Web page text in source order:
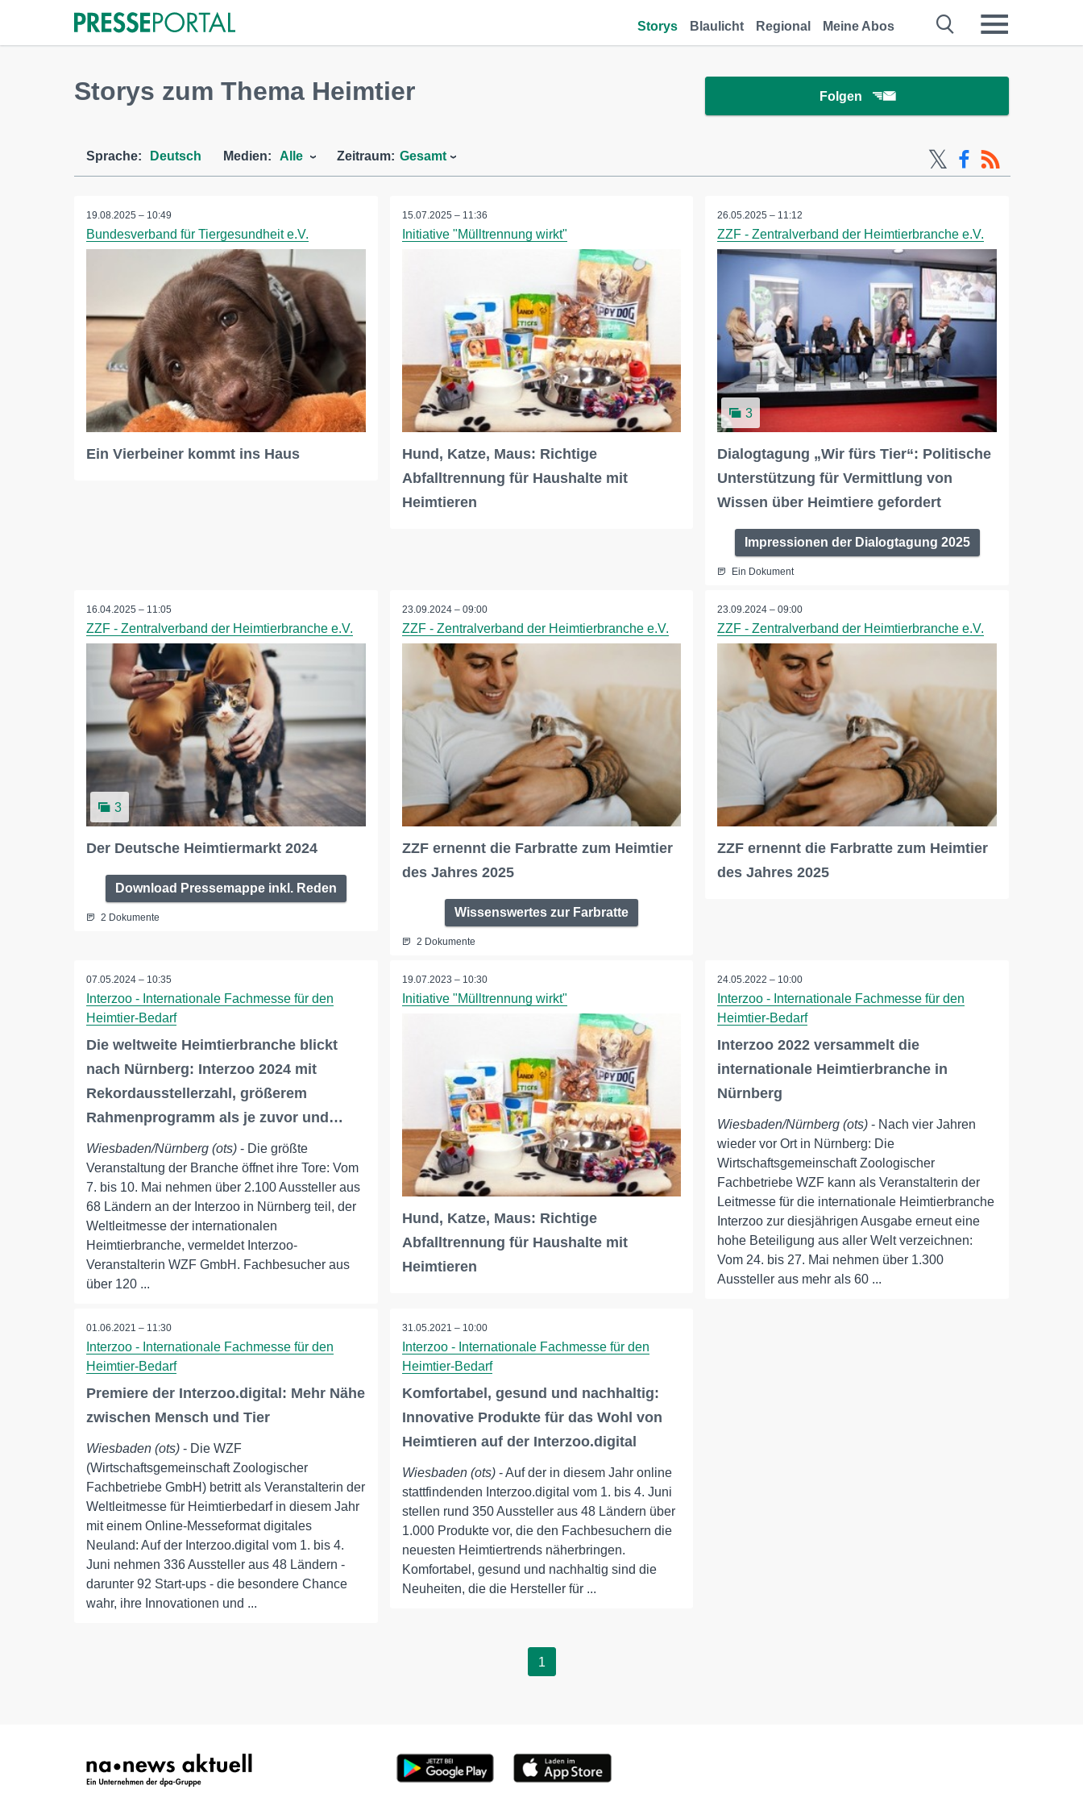
Storys Blaulicht Regional Meine Abos
Storys zum Thema Heimtier Folgen
Sprache: Deutsch Medien: Alle Zeitraum: Gesamt
19.08.2025 – 10:49
Bundesverband für Tiergesundheit e.V.
Ein Vierbeiner kommt ins Haus
15.07.2025 – 11:36
Initiative "Mülltrennung wirkt"
Hund, Katze, Maus: Richtige
Abfalltrennung für Haushalte mit
Heimtieren
26.05.2025 – 11:12
ZZF - Zentralverband der Heimtierbranche e.V.
3
Dialogtagung „Wir fürs Tier“: Politische
Unterstützung für Vermittlung von
Wissen über Heimtiere gefordert
Impressionen der Dialogtagung 2025
Ein Dokument
16.04.2025 – 11:05
ZZF - Zentralverband der Heimtierbranche e.V.
3
Der Deutsche Heimtiermarkt 2024
Download Pressemappe inkl. Reden
2 Dokumente
23.09.2024 – 09:00
ZZF - Zentralverband der Heimtierbranche e.V.
ZZF ernennt die Farbratte zum Heimtier
des Jahres 2025
Wissenswertes zur Farbratte
2 Dokumente
23.09.2024 – 09:00
ZZF - Zentralverband der Heimtierbranche e.V.
ZZF ernennt die Farbratte zum Heimtier
des Jahres 2025
07.05.2024 – 10:35
Interzoo - Internationale Fachmesse für den
Heimtier-Bedarf
Die weltweite Heimtierbranche blickt
nach Nürnberg: Interzoo 2024 mit
Rekordausstellerzahl, größerem
Rahmenprogramm als je zuvor und…
Wiesbaden/Nürnberg (ots) - Die größte
Veranstaltung der Branche öffnet ihre Tore: Vom
7. bis 10. Mai nehmen über 2.100 Aussteller aus
68 Ländern an der Interzoo in Nürnberg teil, der
Weltleitmesse der internationalen
Heimtierbranche, vermeldet Interzoo-
Veranstalterin WZF GmbH. Fachbesucher aus
über 120 ...
19.07.2023 – 10:30
Initiative "Mülltrennung wirkt"
Hund, Katze, Maus: Richtige
Abfalltrennung für Haushalte mit
Heimtieren
24.05.2022 – 10:00
Interzoo - Internationale Fachmesse für den
Heimtier-Bedarf
Interzoo 2022 versammelt die
internationale Heimtierbranche in
Nürnberg
Wiesbaden/Nürnberg (ots) - Nach vier Jahren
wieder vor Ort in Nürnberg: Die
Wirtschaftsgemeinschaft Zoologischer
Fachbetriebe WZF kann als Veranstalterin der
Leitmesse für die internationale Heimtierbranche
Interzoo zur diesjährigen Ausgabe erneut eine
hohe Beteiligung aus aller Welt verzeichnen:
Vom 24. bis 27. Mai nehmen über 1.300
Aussteller aus mehr als 60 ...
01.06.2021 – 11:30
Interzoo - Internationale Fachmesse für den
Heimtier-Bedarf
Premiere der Interzoo.digital: Mehr Nähe
zwischen Mensch und Tier
Wiesbaden (ots) - Die WZF
(Wirtschaftsgemeinschaft Zoologischer
Fachbetriebe GmbH) betritt als Veranstalterin der
Weltleitmesse für Heimtierbedarf in diesem Jahr
mit einem Online-Messeformat digitales
Neuland: Auf der Interzoo.digital vom 1. bis 4.
Juni nehmen 336 Aussteller aus 48 Ländern -
darunter 92 Start-ups - die besondere Chance
wahr, ihre Innovationen und ...
31.05.2021 – 10:00
Interzoo - Internationale Fachmesse für den
Heimtier-Bedarf
Komfortabel, gesund und nachhaltig:
Innovative Produkte für das Wohl von
Heimtieren auf der Interzoo.digital
Wiesbaden (ots)- Auf der in diesem Jahr online
stattfindenden Interzoo.digital vom 1. bis 4. Juni
stellen rund 350 Aussteller aus 48 Ländern über
1.000 Produkte vor, die den Fachbesuchern die
neuesten Heimtiertrends näherbringen.
Komfortabel, gesund und nachhaltig sind die
Neuheiten, die die Hersteller für ...
1